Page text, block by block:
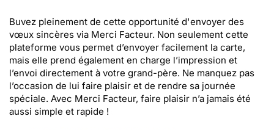
Buvez pleinement de cette opportunité d'envoyer des
vœux sincères via Merci Facteur. Non seulement cette
plateforme vous permet d’envoyer facilement la carte,
mais elle prend également en charge l’impression et
l’envoi directement à votre grand-père. Ne manquez pas
l’occasion de lui faire plaisir et de rendre sa journée
spéciale. Avec Merci Facteur, faire plaisir n’a jamais été
aussi simple et rapide !